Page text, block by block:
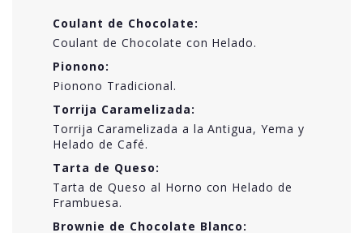
Coulant de Chocolate:
Coulant de Chocolate con Helado.
Pionono:
Pionono Tradicional.
Torrija Caramelizada:
Torrija Caramelizada a la Antigua, Yema y
Helado de Café.
Tarta de Queso:
Tarta de Queso al Horno con Helado de
Frambuesa.
Brownie de Chocolate Blanco: